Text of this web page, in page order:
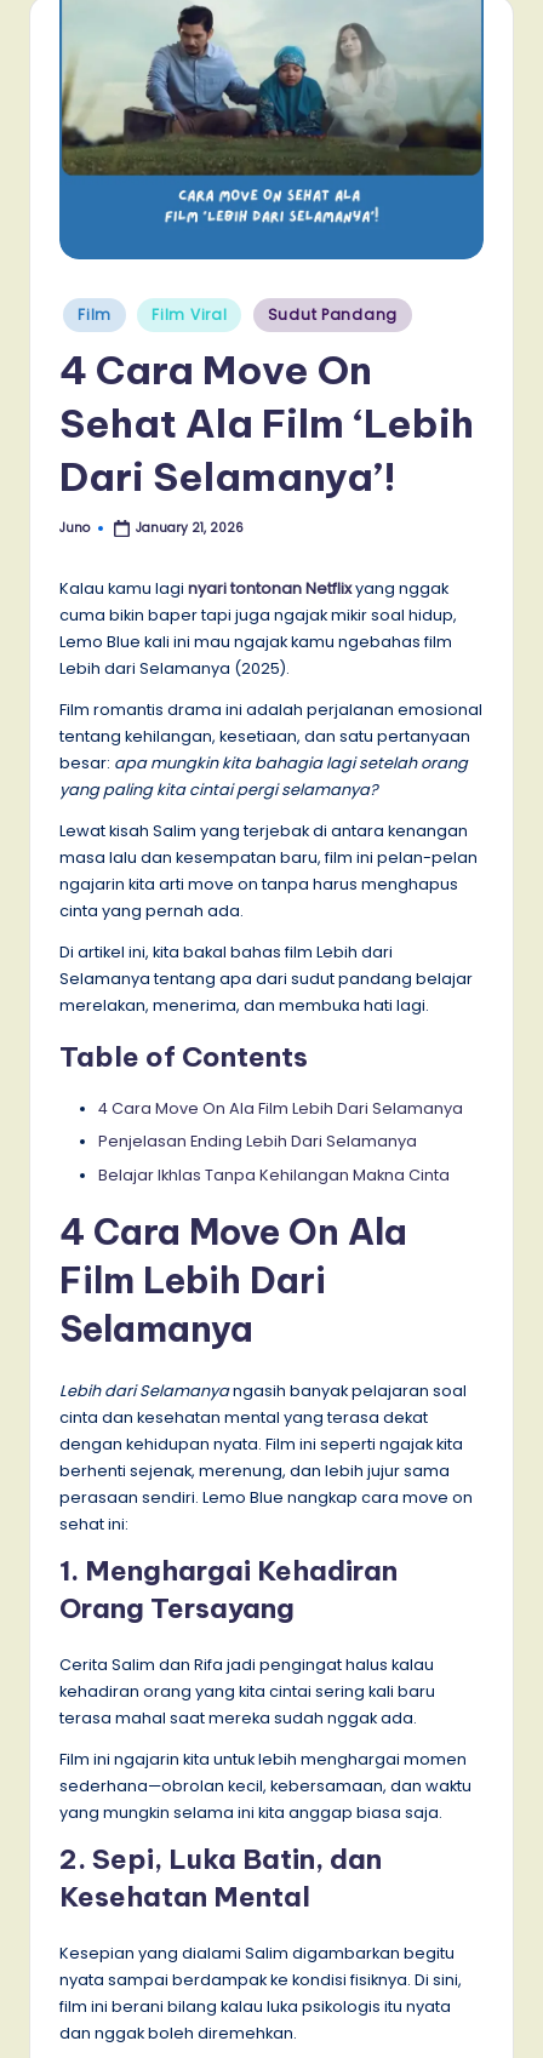
Posted
in
Film Film Viral Sudut Pandang
4 Cara Move On
Sehat Ala Film ‘Lebih
Dari Selamanya’!
Posted
Juno January 21, 2026
Kalau kamu lagi nyari tontonan Netflixyang nggak
cuma bikin baper tapi juga ngajak mikir soal hidup,
Lemo Blue kali ini mau ngajak kamu ngebahas film
Lebih dari Selamanya (2025).
Film romantis drama ini adalah perjalanan emosional
tentang kehilangan, kesetiaan, dan satu pertanyaan
besar: apa mungkin kita bahagia lagi setelah orang
yang paling kita cintai pergi selamanya?
Lewat kisah Salim yang terjebak di antara kenangan
masa lalu dan kesempatan baru, film ini pelan-pelan
ngajarin kita arti move on tanpa harus menghapus
cinta yang pernah ada.
Di artikel ini, kita bakal bahas film Lebih dari
Selamanya tentang apa dari sudut pandang belajar
merelakan, menerima, dan membuka hati lagi.
Table of Contents
4 Cara Move On Ala Film Lebih Dari Selamanya
Penjelasan Ending Lebih Dari Selamanya
Belajar Ikhlas Tanpa Kehilangan Makna Cinta
4 Cara Move On Ala
Film Lebih Dari
Selamanya
Lebih dari Selamanyangasih banyak pelajaran soal
cinta dan kesehatan mental yang terasa dekat
dengan kehidupan nyata. Film ini seperti ngajak kita
berhenti sejenak, merenung, dan lebih jujur sama
perasaan sendiri. Lemo Blue nangkap cara move on
sehat ini:
1. Menghargai Kehadiran
Orang Tersayang
Cerita Salim dan Rifa jadi pengingat halus kalau
kehadiran orang yang kita cintai sering kali baru
terasa mahal saat mereka sudah nggak ada.
Film ini ngajarin kita untuk lebih menghargai momen
sederhana—obrolan kecil, kebersamaan, dan waktu
yang mungkin selama ini kita anggap biasa saja.
2. Sepi, Luka Batin, dan
Kesehatan Mental
Kesepian yang dialami Salim digambarkan begitu
nyata sampai berdampak ke kondisi fisiknya. Di sini,
film ini berani bilang kalau luka psikologis itu nyata
dan nggak boleh diremehkan.